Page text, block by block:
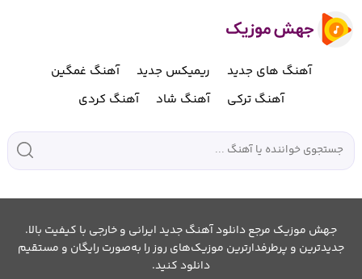
آهنگ های جدید ریمیکس جدید
آهنگ غمگین
آهنگ ترکی
آهنگ شاد آهنگ کردی
جهش موزیک مرجع دانلود آهنگ جدید ایرانی و خارجی با کیفیت بالا.
جدیدترین و پرطرفدارترین موزیک‌های روز را به‌صورت رایگان و مستقیم
دانلود کنید.